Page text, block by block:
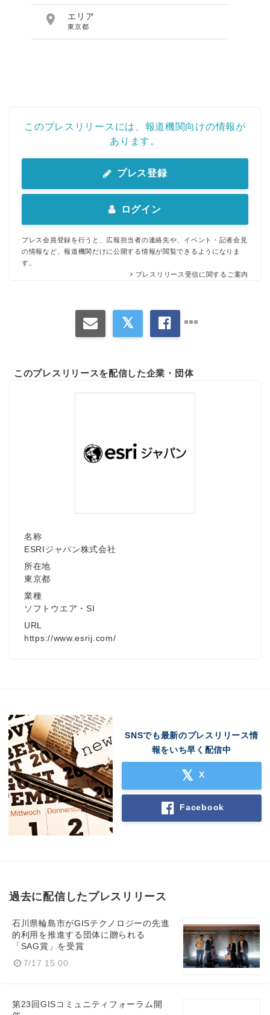
 エリア
東京都
このプレスリリースには、報道機関向けの情報が
あります。
プレス登録
ログイン
プレス会員登録を行うと、広報担当者の連絡先や、イベント・記者会見
の情報など、報道機関だけに公開する情報が閲覧できるようになりま
す。
プレスリリース受信に関するご案内
このプレスリリースを配信した企業・団体
名称
ESRIジャパン株式会社
所在地
東京都
業種
ソフトウエア・SI
URL
https://www.esrij.com/
SNSでも最新のプレスリリース情
報をいち早く配信中
X
Facebook
過去に配信したプレスリリース
石川県輪島市がGISテクノロジーの先進
的利用を推進する団体に贈られる
「SAG賞」を受賞
7/17 15:00
第23回GISコミュニティフォーラム開